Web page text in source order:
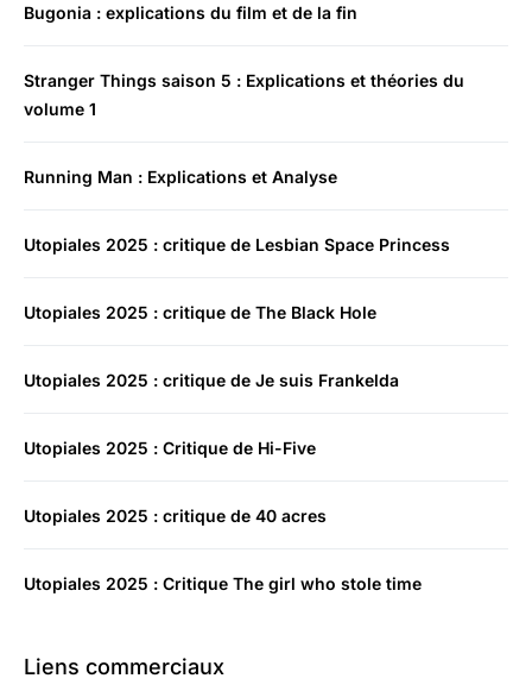
Bugonia : explications du film et de la fin
Stranger Things saison 5 : Explications et théories du
volume 1
Running Man : Explications et Analyse
Utopiales 2025 : critique de Lesbian Space Princess
Utopiales 2025 : critique de The Black Hole
Utopiales 2025 : critique de Je suis Frankelda
Utopiales 2025 : Critique de Hi-Five
Utopiales 2025 : critique de 40 acres
Utopiales 2025 : Critique The girl who stole time
Liens commerciaux